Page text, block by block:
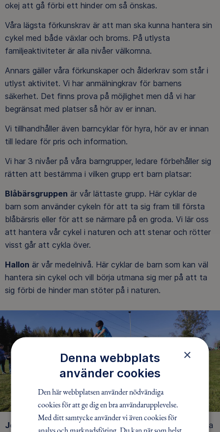
okej att gå förbi ett hinder om så önskas.
Våra lägsta förkunskrav är att man ska kunna hantera sin
cykel med både växlar och broms. På utlysta
familjeaktiviteter är alla nivåer välkomna.
Annars gäller våra förkunskaper och ålderkrav som står i
utlyst aktivitet. Vi har anmälningkrav för barnens
säkerhet. Det finns prova på möjlighet men då vi har
begränsat med platser så hör av er innan.
Vi tillhandhåller även barncyklar för hyra, hör av er innan
till ledare för pris och information.
Vi har 3 nivåer på våra barngrupper, ledare förbehåller sig
rätten att bestämma i vilken grupp ert barn platsar:
Blåbärsgruppen är vår lättaste grupp. Här cyklar de
barn som använder cykeln för att ta sig fram till första
blåbärsris eller för att se närmare på en groda. Vi lär oss
att hantera vår cykel i naturen och att stenar och rötter
visst går att cykla över.
Hallon är vår medelnivå. Här cyklar de barn som kan väl
hantera sin cykel och vill börja utmana sig mer på att ta
sig förbi de hinder man stöter på i naturen.
Jordgubbe är vår mer utmannande nivå. Här lär vi oss ta
×
Denna webbplats
använder cookies
Den här webbplatsen använder nödvändiga
cookies för att ge dig en bra användarupplevelse.
Med ditt samtycke använder vi även cookies för
analys och marknadsföring. Du kan när som helst